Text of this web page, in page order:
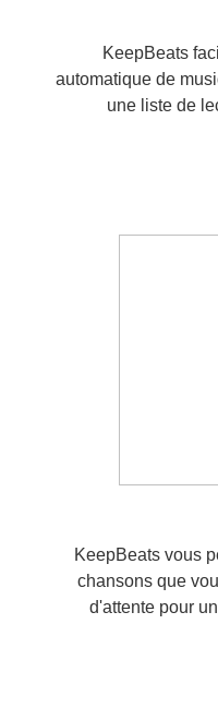
KeepBeats
automatique de
une liste de
KeepBeats vous
chansons que
d'attente pour